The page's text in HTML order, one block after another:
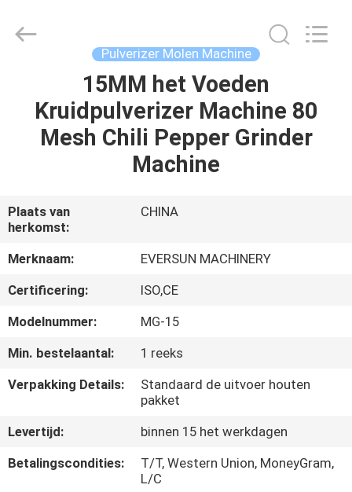
PRODUCTEN
SHOW
ONGEVEER
ONS
KWALITEITSCONTROLE
CONTACTEER
ONS
Pulverizer Molen Machine
15MM het Voeden
Kruidpulverizer Machine 80
Mesh Chili Pepper Grinder
Machine
Plaats van
herkomst:
CHINA
Merknaam:
EVERSUN MACHINERY
Certificering:
ISO,CE
Modelnummer:
MG-15
Min. bestelaantal:
1 reeks
Verpakking Details:
Standaard de uitvoer houten
pakket
Levertijd:
binnen 15 het werkdagen
Betalingscondities:
T/T, Western Union, MoneyGram,
L/C